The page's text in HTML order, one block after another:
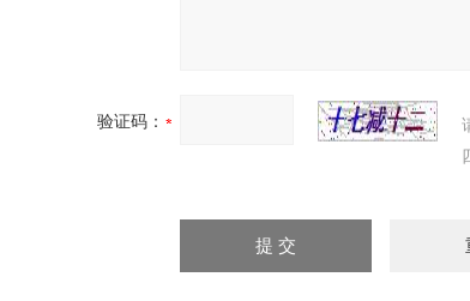
验证码：